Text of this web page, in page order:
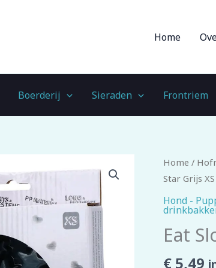
Home
Boerderij Sieraden Frontriem
Home /
Star Grijs XS
Hond -
Eat
€ 5,49
Eat
Slow
Live
Longer
Star
Grijs
XS